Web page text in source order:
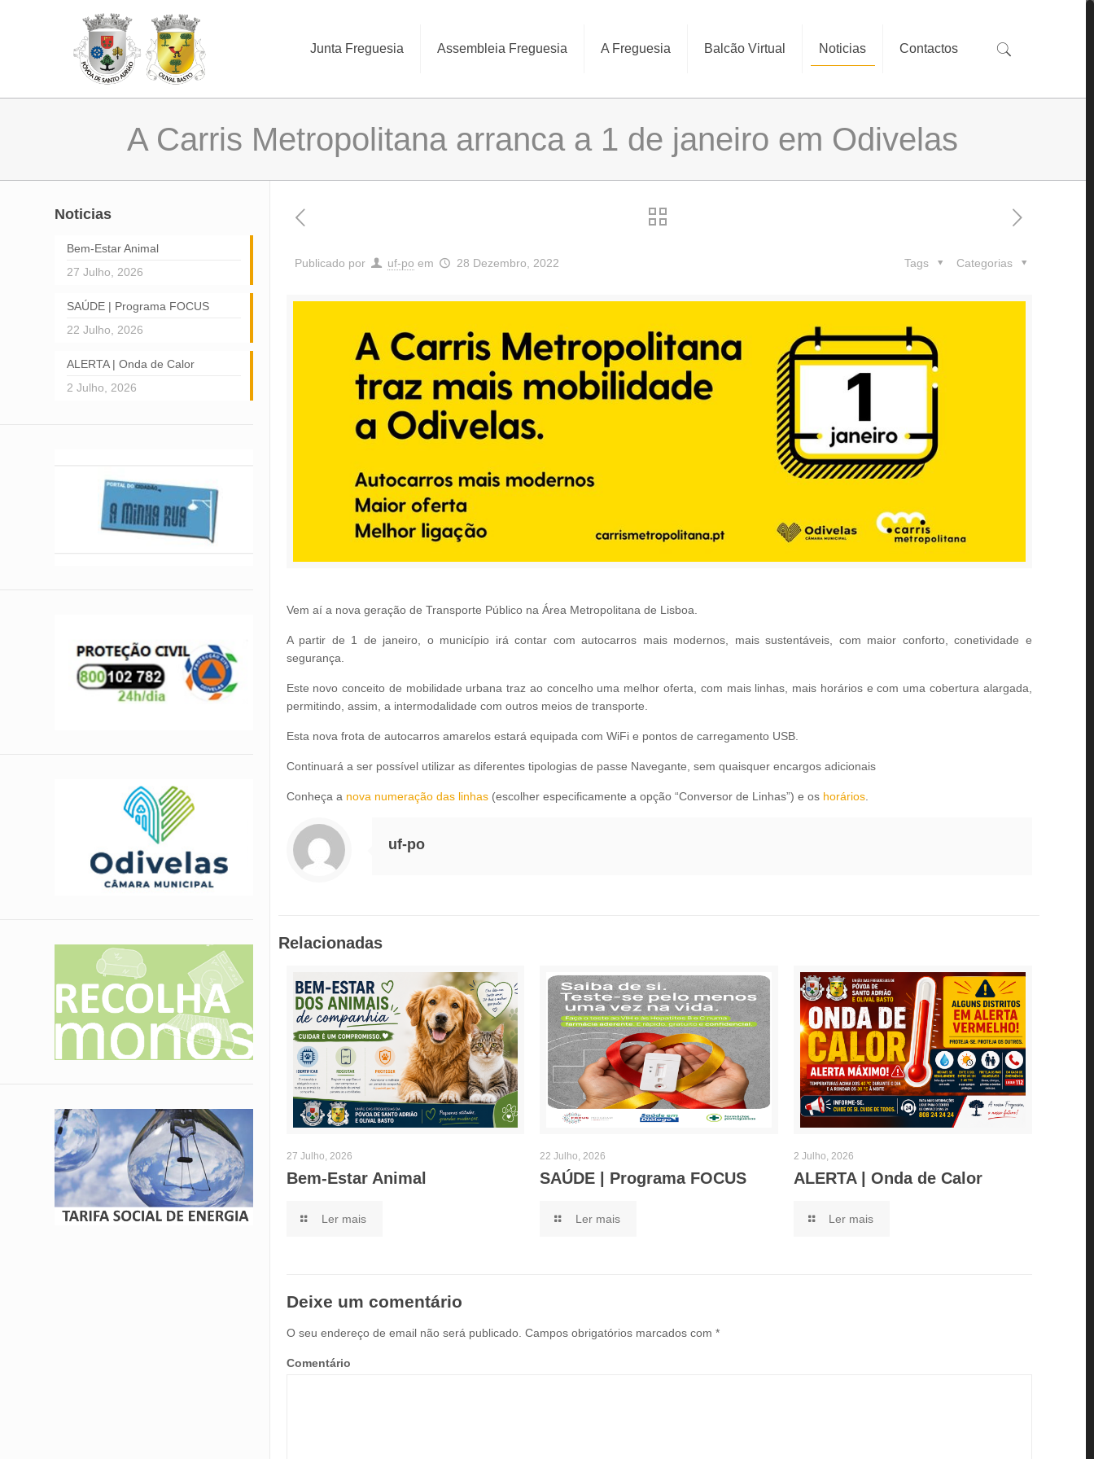
Junta Freguesia Assembleia Freguesia A Freguesia Balcão Virtual Noticias Contactos
A Carris Metropolitana arranca a 1 de janeiro em Odivelas
Publicado por uf-po em 28 Dezembro, 2022 Categorias
Tags
Vem aí a nova geração de Transporte Público na Área Metropolitana de Lisboa.
A partir de 1 de janeiro, o município irá contar com autocarros mais modernos, mais sustentáveis, com maior conforto, conetividade e
segurança.
Este novo conceito de mobilidade urbana traz ao concelho uma melhor oferta, com mais linhas, mais horários e com uma cobertura alargada,
permitindo, assim, a intermodalidade com outros meios de transporte.
Esta nova frota de autocarros amarelos estará equipada com WiFi e pontos de carregamento USB.
Continuará a ser possível utilizar as diferentes tipologias de passe Navegante, sem quaisquer encargos adicionais
Conheça a nova numeração das linhas(escolher especificamente a opção “Conversor de Linhas”) e os horários.
uf-po
Relacionadas
27 Julho, 2026
Bem-Estar Animal
Ler mais
22 Julho, 2026
SAÚDE | Programa FOCUS
Ler mais
2 Julho, 2026
ALERTA | Onda de Calor
Ler mais
Deixe um comentário
O seu endereço de email não será publicado. Campos obrigatórios marcados com *
Comentário
Noticias
Bem-Estar Animal
27 Julho, 2026
SAÚDE | Programa FOCUS
22 Julho, 2026
ALERTA | Onda de Calor
2 Julho, 2026